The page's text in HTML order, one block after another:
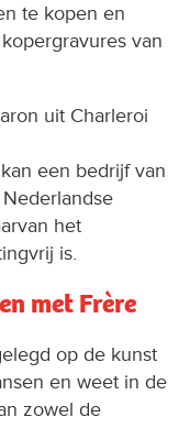
te kopen en
van
uit Charleroi
een bedrijf van
het
is.
met Frère
op de kunst
en weet in de
zowel de